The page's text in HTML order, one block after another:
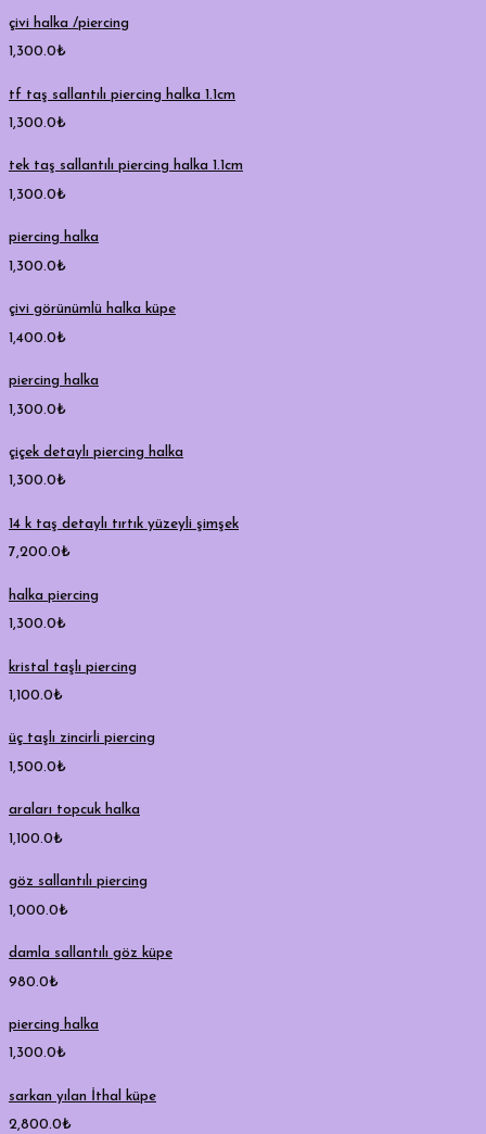
çivi halka /piercing
1,300.0₺
tf taş sallantılı piercing halka 1.1cm
1,300.0₺
tek taş sallantılı piercing halka 1.1cm
1,300.0₺
piercing halka
1,300.0₺
çivi görünümlü halka küpe
1,400.0₺
piercing halka
1,300.0₺
çiçek detaylı piercing halka
1,300.0₺
14 k taş detaylı tırtık yüzeyli şimşek
7,200.0₺
halka piercing
1,300.0₺
kristal taşlı piercing
1,100.0₺
üç taşlı zincirli piercing
1,500.0₺
araları topcuk halka
1,100.0₺
göz sallantılı piercing
1,000.0₺
damla sallantılı göz küpe
980.0₺
piercing halka
1,300.0₺
sarkan yılan İthal küpe
2,800.0₺